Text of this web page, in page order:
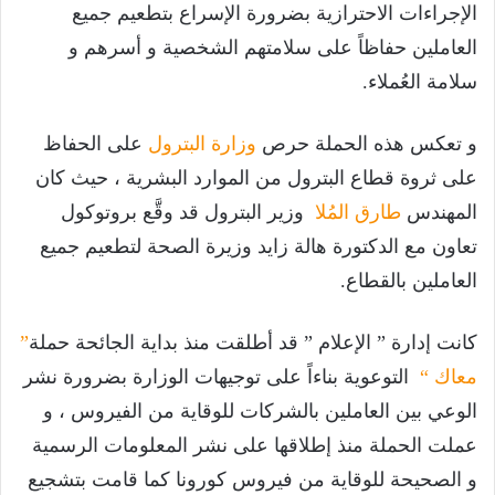
الإجراءات الاحترازية بضرورة الإسراع بتطعيم جميع
العاملين حفاظاً على سلامتهم الشخصية و أسرهم و
سلامة العُملاء.
و تعكس هذه الحملة حرص وزارة البترول على الحفاظ
على ثروة قطاع البترول من الموارد البشرية ، حيث كان
المهندس طارق المُلا وزير البترول قد وقَّع بروتوكول
تعاون مع الدكتورة هالة زايد وزيرة الصحة لتطعيم جميع
العاملين بالقطاع.
كانت إدارة ” الإعلام ” قد أطلقت منذ بداية الجائحة حملة”
معاك “ التوعوية بناءاً على توجيهات الوزارة بضرورة نشر
الوعي بين العاملين بالشركات للوقاية من الفيروس ، و
عملت الحملة منذ إطلاقها على نشر المعلومات الرسمية
و الصحيحة للوقاية من فيروس كورونا كما قامت بتشجيع